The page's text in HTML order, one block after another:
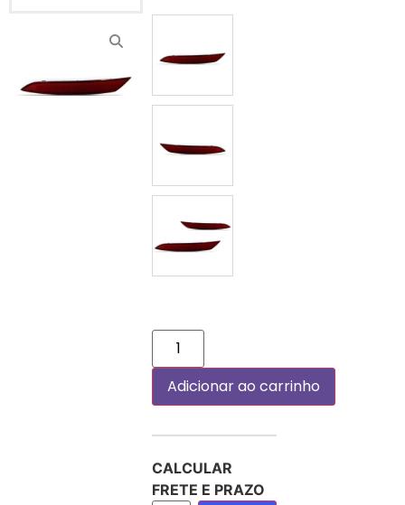
ESQUERDO (MOTORISTA)
DIREITO (PASSAGEIRO)
PAR
Adicionar ao carrinho
CALCULAR
FRETE E PRAZO